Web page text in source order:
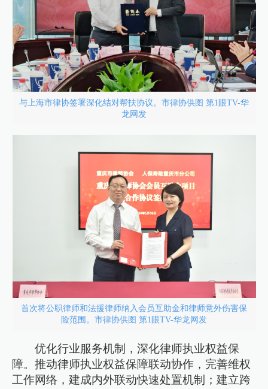
与上海市律协签署深化结对帮扶协议。市律协供图 第1眼TV-华
龙网发
首次将公职律师和法援律师纳入会员互助金和律师意外伤害保
险范围。市律协供图 第1眼TV-华龙网发
优化行业服务机制，深化律师执业权益保
障。推动律师执业权益保障联动协作，完善维权
工作网络，建成内外联动快速处置机制；建立跨